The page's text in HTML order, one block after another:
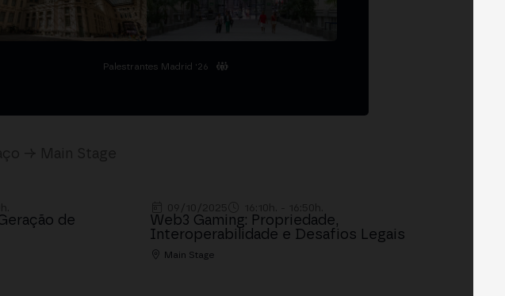
Palestrantes Madrid '26
de
Web3 Gaming: Propriedade,
Interoperabilidade e Desafios Legais
Main Stage